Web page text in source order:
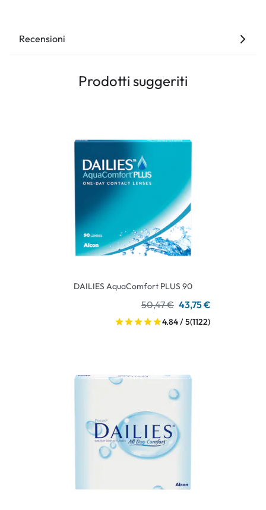
Recensioni
Prodotti suggeriti
DAILIES AquaComfort PLUS 90
50,47 € 43,75 €
4.84 / 5(1122)